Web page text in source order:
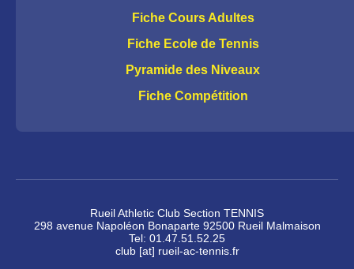
Fiche Cours Adultes
Fiche Ecole de Tennis
Pyramide des Niveaux
Fiche Compétition
Rueil Athletic Club Section TENNIS
298 avenue Napoléon Bonaparte 92500 Rueil Malmaison
Tel: 01.47.51.52.25
club [at] rueil-ac-tennis.fr